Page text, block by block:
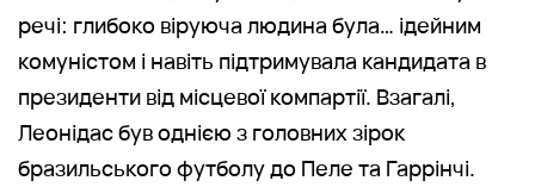
речі: глибоко віруюча людина була… ідейним
комуністом і навіть підтримувала кандидата в
президенти від місцевої компартії. Взагалі,
Леонідас був однією з головних зірок
бразильського футболу до Пеле та Гаррінчі.